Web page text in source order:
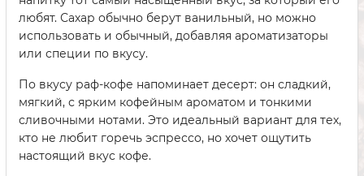
любят. Сахар обычно берут ванильный, но можно
использовать и обычный, добавляя ароматизаторы
или специи по вкусу.
По вкусу раф-кофе напоминает десерт: он сладкий,
мягкий, с ярким кофейным ароматом и тонкими
сливочными нотами. Это идеальный вариант для тех,
кто не любит горечь эспрессо, но хочет ощутить
настоящий вкус кофе.